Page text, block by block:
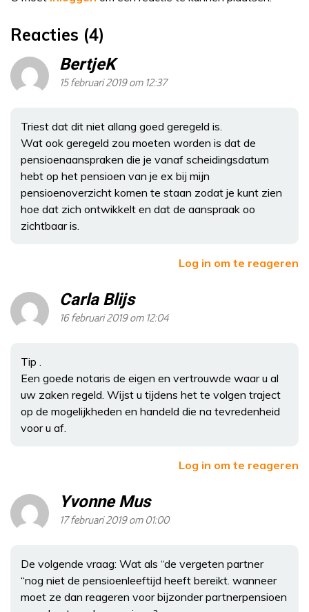
Reacties (4)
BertjeK
15 februari 2019 om 12:37
Triest dat dit niet allang goed geregeld is.
Wat ook geregeld zou moeten worden is dat de
pensioenaanspraken die je vanaf scheidingsdatum
hebt op het pensioen van je ex bij mijn
pensioenoverzicht komen te staan zodat je kunt zien
hoe dat zich ontwikkelt en dat de aanspraak oo
zichtbaar is.
Log in om te reageren
Carla Blijs
16 februari 2019 om 12:04
Tip .
Een goede notaris de eigen en vertrouwde waar u al
uw zaken regeld. Wijst u tijdens het te volgen traject
op de mogelijkheden en handeld die na tevredenheid
voor u af.
Log in om te reageren
Yvonne Mus
17 februari 2019 om 01:00
De volgende vraag: Wat als “de vergeten partner
“nog niet de pensioenleeftijd heeft bereikt. wanneer
moet ze dan reageren voor bijzonder partnerpensioen